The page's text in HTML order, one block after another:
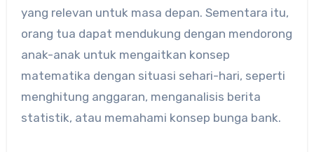
yang relevan untuk masa depan. Sementara itu,
orang tua dapat mendukung dengan mendorong
anak-anak untuk mengaitkan konsep
matematika dengan situasi sehari-hari, seperti
menghitung anggaran, menganalisis berita
statistik, atau memahami konsep bunga bank.